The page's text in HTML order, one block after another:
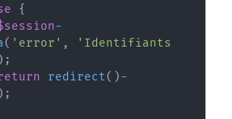
{
-
( 'error' ,
'Identifiants
) ;
redirect( )-
) ;